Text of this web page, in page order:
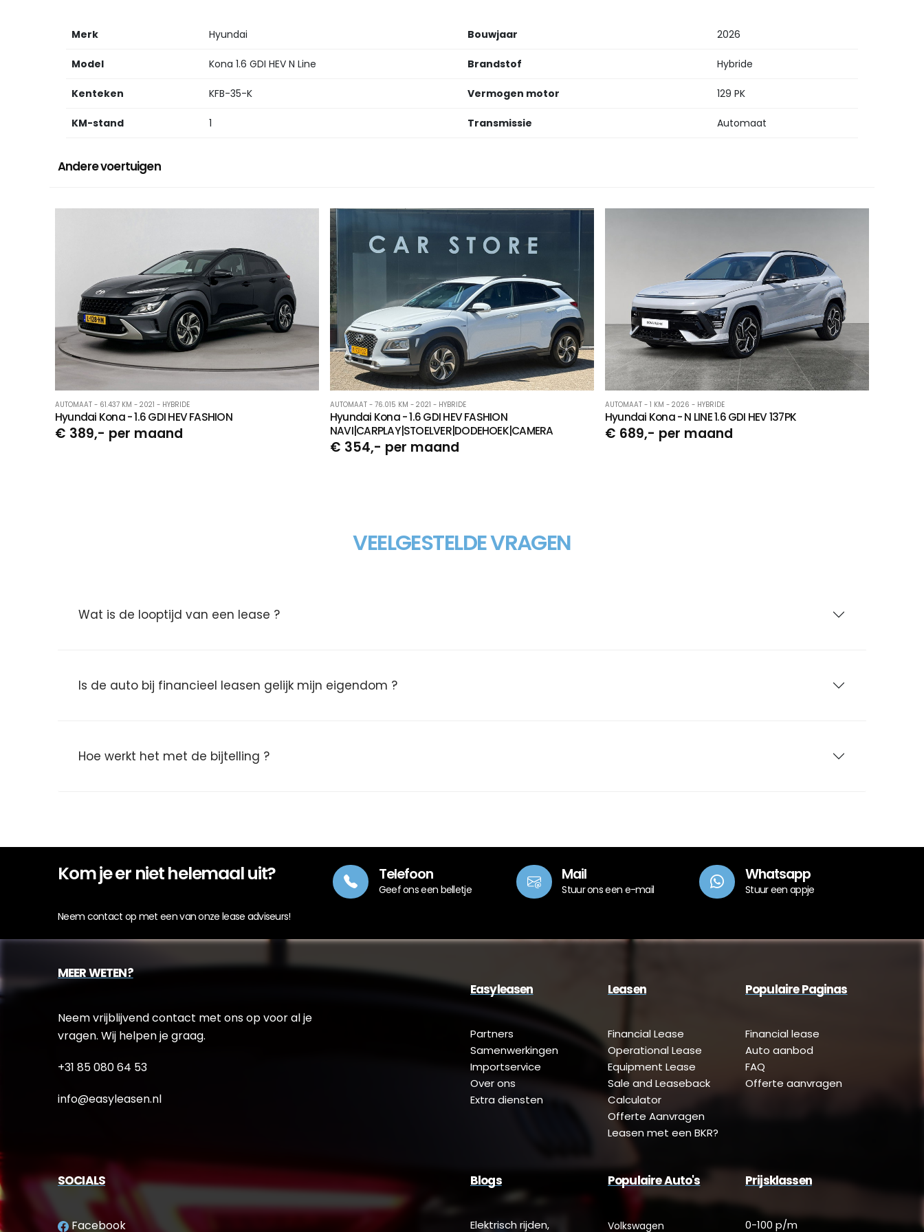
Merk Hyundai
Model Kona 1.6 GDI HEV N Line
Kenteken KFB-35-K
KM-stand 1
Bouwjaar 2026
Brandstof Hybride
Vermogen motor 129 PK
Transmissie Automaat
Andere voertuigen
AUTOMAAT - 61.437 KM - 2021 - HYBRIDE
Hyundai Kona - 1.6 GDI HEV FASHION
€ 389,- per maand
AUTOMAAT - 76.015 KM - 2021 - HYBRIDE
Hyundai Kona - 1.6 GDI HEV FASHION
NAVI|CARPLAY|STOELVER|DODEHOEK|CAMERA
€ 354,- per maand
AUTOMAAT - 1 KM - 2026 - HYBRIDE
Hyundai Kona - N LINE 1.6 GDI HEV 137PK
€ 689,- per maand
VEELGESTELDE VRAGEN
Wat is de looptijd van een lease ?
Is de auto bij financieel leasen gelijk mijn eigendom ?
Hoe werkt het met de bijtelling ?
Kom je er niet helemaal uit?
Neem contact op met een van onze lease adviseurs!
Telefoon
Geef ons een belletje
Mail
Stuur ons een e-mail
Whatsapp
Stuur een appje
MEER WETEN?
Neem vrijblijvend contact met ons op voor al je
vragen. Wij helpen je graag.
+31 85 080 64 53
info@easyleasen.nl
Easyleasen
Partners
Samenwerkingen
Importservice
Over ons
Extra diensten
Leasen
Financial Lease
Operational Lease
Equipment Lease
Sale and Leaseback
Calculator
Offerte Aanvragen
Leasen met een BKR?
Populaire Paginas
Financial lease
Auto aanbod
FAQ
Offerte aanvragen
SOCIALS
Facebook
Blogs
Elektrisch rijden,
Populaire Auto's
Volkswagen
Prijsklassen
0-100 p/m